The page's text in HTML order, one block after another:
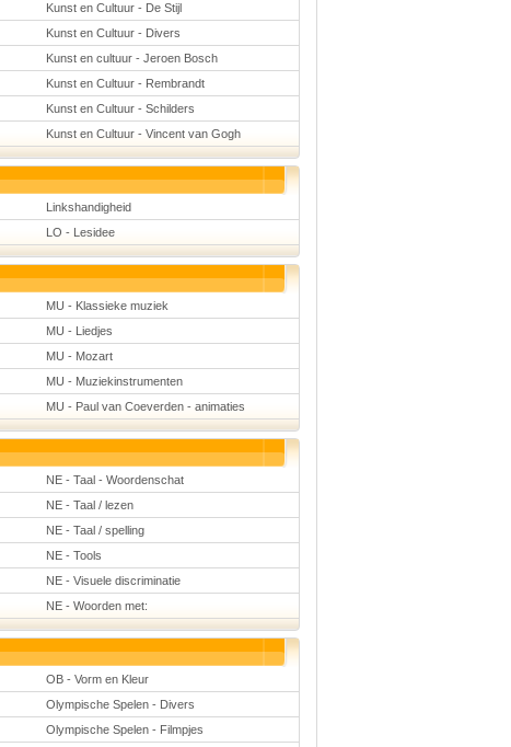
Kunst en Cultuur - De Stijl
Kunst en Cultuur - Divers
Kunst en cultuur - Jeroen Bosch
Kunst en Cultuur - Rembrandt
Kunst en Cultuur - Schilders
Kunst en Cultuur - Vincent van Gogh
Linkshandigheid
LO - Lesidee
MU - Klassieke muziek
MU - Liedjes
MU - Mozart
MU - Muziekinstrumenten
MU - Paul van Coeverden - animaties
NE - Taal - Woordenschat
NE - Taal / lezen
NE - Taal / spelling
NE - Tools
NE - Visuele discriminatie
NE - Woorden met:
OB - Vorm en Kleur
Olympische Spelen - Divers
Olympische Spelen - Filmpjes